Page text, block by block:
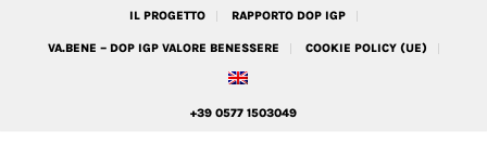
IL PROGETTO RAPPORTO DOP IGP
VA.BENE – DOP IGP VALORE BENESSERE COOKIE POLICY (UE)
+39 0577 1503049